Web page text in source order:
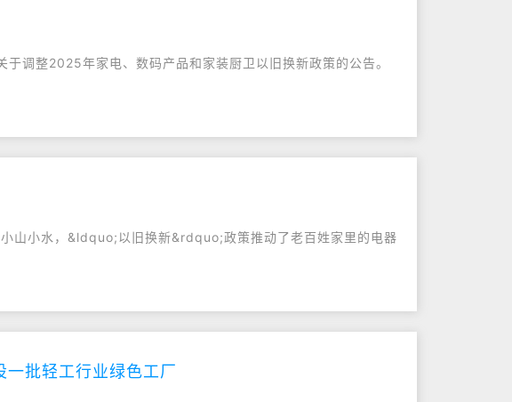
调整2025年家电、数码产品和家装厨卫以旧换新政策的公告。
山小水，&ldquo;以旧换新&rdquo;政策推动了老百姓家里的电器
批轻工行业绿色工厂